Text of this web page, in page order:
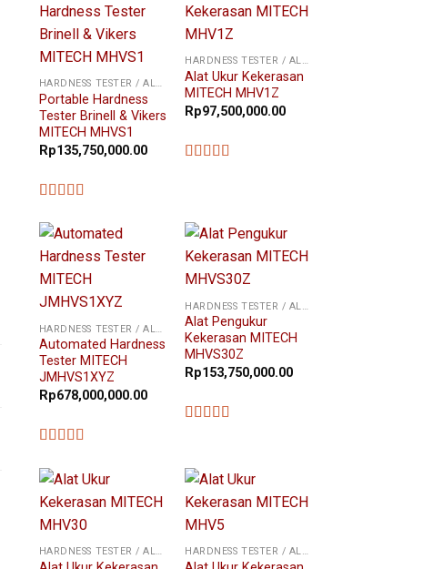
HARDNESS TESTER / ALAT UKUR KEKERASAN
Portable Hardness
Tester Brinell & Vikers
MITECH MHVS1
Rp135,750,000.00
HARDNESS TESTER / ALAT UKUR KEKERASAN
Alat Ukur Kekerasan
MITECH MHV1Z
Rp97,500,000.00
Automated Hardness
Tester MITECH
JMHVS1XYZ
Rp678,000,000.00
Alat Pengukur
Kekerasan MITECH
MHVS30Z
Rp153,750,000.00
HARDNESS TESTER / ALAT UKUR KEKERASAN HARDNESS TESTER / ALAT UKUR KEKERASAN